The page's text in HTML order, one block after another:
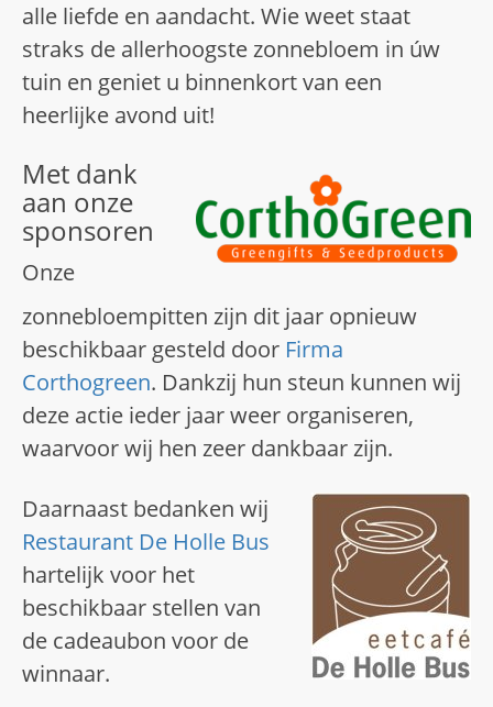
alle liefde en aandacht. Wie weet staat
straks de allerhoogste zonnebloem in úw
tuin en geniet u binnenkort van een
heerlijke avond uit!
Met dank
aan onze
sponsoren
Onze
zonnebloempitten zijn dit jaar opnieuw
beschikbaar gesteld door Firma
Corthogreen. Dankzij hun steun kunnen wij
deze actie ieder jaar weer organiseren,
waarvoor wij hen zeer dankbaar zijn.
Daarnaast bedanken wij
Restaurant De Holle Bus
hartelijk voor het
beschikbaar stellen van
de cadeaubon voor de
winnaar.